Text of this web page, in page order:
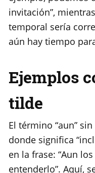
invitación”,
temporal sería
aún hay tiempo
Ejemplos
tilde
El término “aun”
donde significa
en la frase: “Aun
entenderlo”. Aquí,